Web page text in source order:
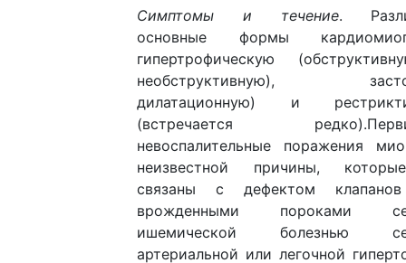
Симптомы и течение.
основные формы
гипертрофическую
необструктивную),
дилатационную) и
(встречается
невоспалительные поражения
неизвестной причины,
связаны с дефектом
врожденными пороками
ишемической болезнью
артериальной или легочной